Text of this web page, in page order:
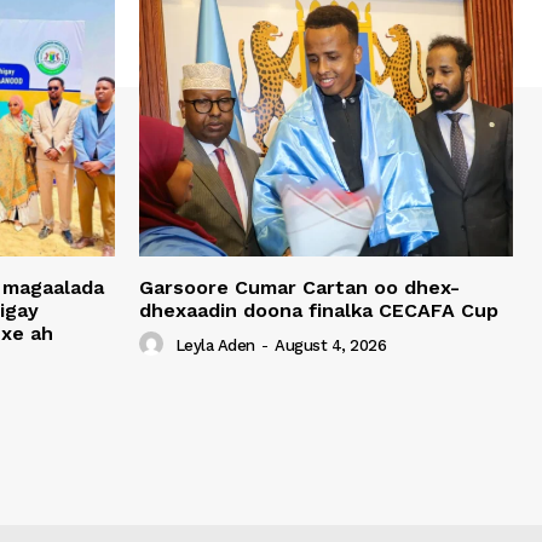
ah
Garsoore Cumar Cartan oo dhex-
dhexaadin doona finalka CECAFA Cup
Leyla Aden - August 4, 2026